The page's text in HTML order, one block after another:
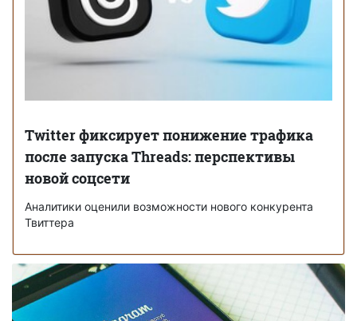
Twitter фиксирует понижение трафика
после запуска Threads: перспективы
новой соцсети
Аналитики оценили возможности нового конкурента
Твиттера